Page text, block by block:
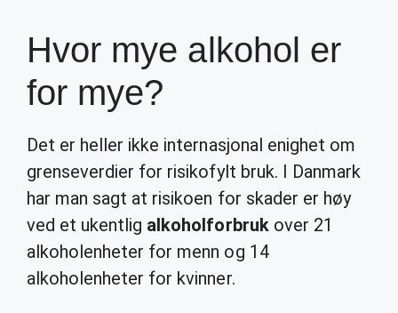
Hvor mye alkohol er
for mye?
Det er heller ikke internasjonal enighet om
grenseverdier for risikofylt bruk. I Danmark
har man sagt at risikoen for skader er høy
ved et ukentlig alkoholforbrukover 21
alkoholenheter for menn og 14
alkoholenheter for kvinner.